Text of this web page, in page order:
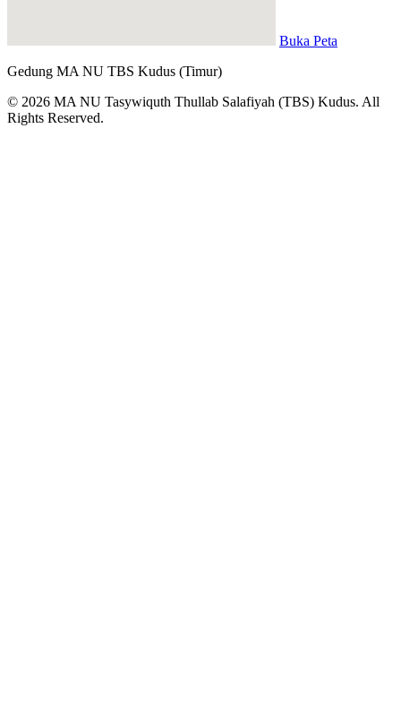
Buka Peta
Gedung MA NU TBS Kudus (Timur)
© 2026 MA NU Tasywiquth Thullab Salafiyah (TBS) Kudus. All
Rights Reserved.